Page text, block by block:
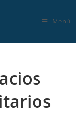
Menú